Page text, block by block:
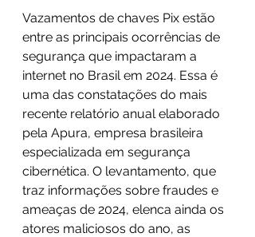
Vazamentos de chaves Pix estão
entre as principais ocorrências de
segurança que impactaram a
internet no Brasil em 2024. Essa é
uma das constatações do mais
recente relatório anual elaborado
pela Apura, empresa brasileira
especializada em segurança
cibernética. O levantamento, que
traz informações sobre fraudes e
ameaças de 2024, elenca ainda os
atores maliciosos do ano, as